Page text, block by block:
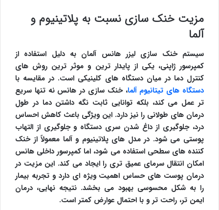
مزیت خنک سازی نسبت به پلاتینیوم و
آلما
سیستم خنک سازی لیزر هانس آلمان به دلیل استفاده از
کمپرسور ژاپنی، یکی از پایدار ترین و موثر ترین روش های
کنترل دما در میان دستگاه های کلینیکی است. در مقایسه با
دستگاه های تیتانیوم آلما، خنک سازی در هانس نه تنها سریع
تر عمل می کند، بلکه توانایی ثابت نگه داشتن دما در طول
درمان های طولانی را نیز دارد. این ویژگی باعث کاهش احساس
درد، جلوگیری از داغ شدن سری دستگاه و جلوگیری از التهاب
پوستی می شود. در مدل های پلاتینیوم و آلما معمولاً از خنک
کننده های سطحی استفاده می شود، اما کمپرسور داخلی هانس
امکان انتقال سرمای عمیق تری را ایجاد می کند. این مزیت در
درمان پوست های حساس اهمیت ویژه ای دارد و تجربه بیمار
را به شکل محسوسی بهبود می بخشد. نتیجه نهایی، درمان
ایمن تر، راحت تر و با احتمال عوارض کمتر است.